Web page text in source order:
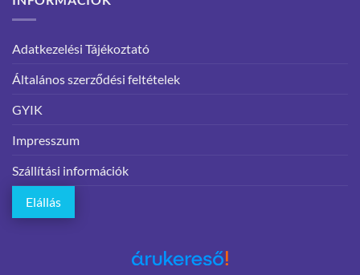
Adatkezelési Tájékoztató
Általános szerződési feltételek
GYIK
Impresszum
Szállítási információk
Elállás